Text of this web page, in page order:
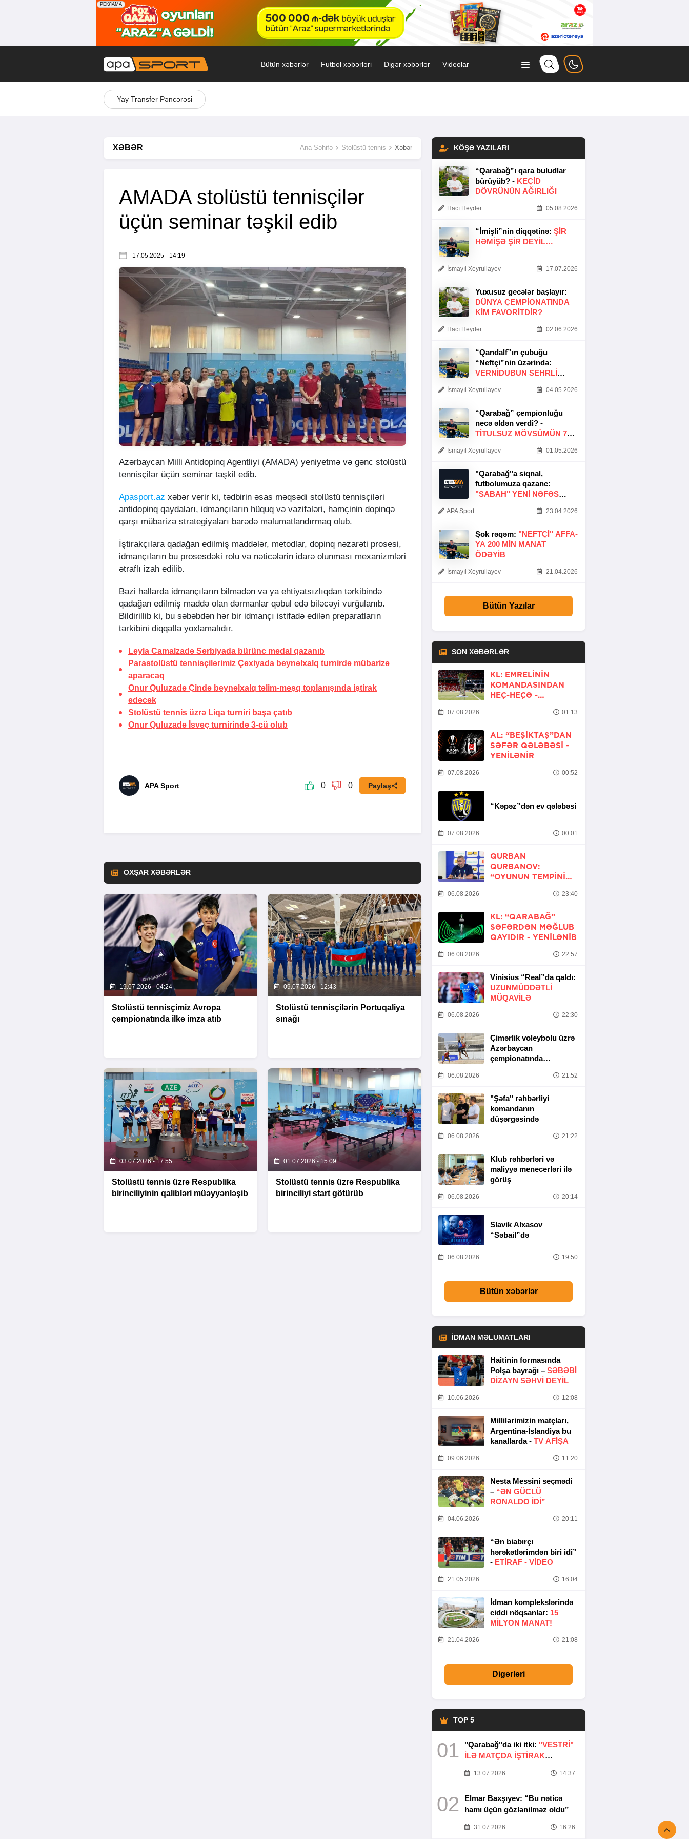
Bütün xəbərlər Futbol xəbərləri Digər xəbərlər Videolar
Yay Transfer Pəncərəsi
XƏBƏR Ana Səhifə Stolüstü tennis Xəbər
AMADA stolüstü tennisçilər
üçün seminar təşkil edib
17.05.2025 - 14:19
Azərbaycan Milli Antidopinq Agentliyi (AMADA) yeniyetmə və gənc stolüstü
tennisçilər üçün seminar təşkil edib.
Apasport.az xəbər verir ki, tədbirin əsas məqsədi stolüstü tennisçiləri
antidopinq qaydaları, idmançıların hüquq və vəzifələri, həmçinin dopinqə
qarşı mübarizə strategiyaları barədə məlumatlandırmaq olub.
İştirakçılara qadağan edilmiş maddələr, metodlar, dopinq nəzarəti prosesi,
idmançıların bu prosesdəki rolu və nəticələrin idarə olunması mexanizmləri
ətraflı izah edilib.
Bəzi hallarda idmançıların bilmədən və ya ehtiyatsızlıqdan tərkibində
qadağan edilmiş maddə olan dərmanlar qəbul edə biləcəyi vurğulanıb.
Bildirillib ki, bu səbəbdən hər bir idmançı istifadə edilən preparatların
tərkibini diqqətlə yoxlamalıdır.
Leyla Camalzadə Serbiyada bürünc medal qazanıb
Parastolüstü tennisçilərimiz Çexiyada beynəlxalq turnirdə mübarizə
aparacaq
Onur Quluzadə Çində beynəlxalq təlim-məşq toplanışında iştirak
edəcək
Stolüstü tennis üzrə Liqa turniri başa çatıb
Onur Quluzadə İsveç turnirində 3-cü olub
APA Sport 0 0 Paylaş
OXŞAR XƏBƏRLƏR
19.07.2026 - 04:24
Stolüstü tennisçimiz Avropa
çempionatında ilkə imza atıb
09.07.2026 - 12:43
Stolüstü tennisçilərin Portuqaliya
sınağı
03.07.2026 - 17:55
Stolüstü tennis üzrə Respublika
birinciliyinin qalibləri müəyyənləşib
01.07.2026 - 15:09
Stolüstü tennis üzrə Respublika
birinciliyi start götürüb
KÖŞƏ YAZILARI
“Qarabağ”ı qara buludlar
bürüyüb? - KEÇID
DÖVRÜNÜN AĞIRLIĞI
Hacı Heydər 05.08.2026
“İmişli”nin diqqətinə: ŞIR
HƏMIŞƏ ŞIR DEYIL…
İsmayıl Xeyrullayev 17.07.2026
Yuxusuz gecələr başlayır:
DÜNYA ÇEMPIONATINDA
KIM FAVORITDIR?
Hacı Heydər 02.06.2026
“Qandalf”ın çubuğu
“Neftçi”nin üzərində:
VERNİDUBUN SEHRLİ
İsmayıl Xeyrullayev 04.05.2026
“Qarabağ” çempionluğu
necə əldən verdi? -
TITULSUZ MÖVSÜMÜN 7
İsmayıl Xeyrullayev 01.05.2026
"Qarabağ"a siqnal,
futbolumuza qazanc:
"SABAH" YENI NƏFƏS
APA Sport 23.04.2026
Şok rəqəm: "NEFTÇI" AFFA-
YA 200 MIN MANAT
ÖDƏYIB
İsmayıl Xeyrullayev 21.04.2026
Bütün Yazılar
SON XƏBƏRLƏR
KL: EMRELININ
KOMANDASINDAN
HEÇ-HEÇƏ -
07.08.2026 01:13
AL: “BEŞIKTAŞ”DAN
SƏFƏR QƏLƏBƏSI -
YENİLƏNİR
07.08.2026 00:52
“Kəpəz”dən ev qələbəsi
07.08.2026 00:01
QURBAN
QURBANOV:
“OYUNUN TEMPINI
06.08.2026 23:40
KL: “QARABAĞ”
SƏFƏRDƏN MƏĞLUB
QAYIDIR - YENİLƏNİB
06.08.2026 22:57
Vinisius “Real”da qaldı:
UZUNMÜDDƏTLİ
MÜQAVİLƏ
06.08.2026 22:30
Çimərlik voleybolu üzrə
Azərbaycan
çempionatında
06.08.2026 21:52
"Şəfa" rəhbərliyi
komandanın
düşərgəsində
06.08.2026 21:22
Klub rəhbərləri və
maliyyə menecerləri ilə
görüş
06.08.2026 20:14
Slavik Alxasov
“Səbail”də
06.08.2026 19:50
Bütün xəbərlər
İDMAN MƏLUMATLARI
Haitinin formasında
Polşa bayrağı – SƏBƏBI
DIZAYN SƏHVI DEYIL
10.06.2026 12:08
Millilərimizin matçları,
Argentina-İslandiya bu
kanallarda - TV AFİŞA
09.06.2026 11:20
Nesta Messini seçmədi
– “ƏN GÜCLÜ
RONALDO IDI”
04.06.2026 20:11
“Ən biabırçı
hərəkətlərimdən biri idi”
- ETIRAF - VİDEO
21.05.2026 16:04
İdman komplekslərində
ciddi nöqsanlar: 15
MILYON MANAT!
21.04.2026 21:08
Digərləri
TOP 5
01 "Qarabağ"da iki itki: "VESTRİ"
İLƏ MATÇDA İŞTİRAK
13.07.2026 14:37
02
Elmar Baxşıyev: “Bu nəticə
hamı üçün gözlənilməz oldu”
31.07.2026 16:26